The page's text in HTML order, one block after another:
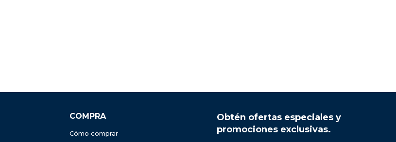
COMPRA
Cómo comprar
Obtén ofertas especiales y
promociones exclusivas.